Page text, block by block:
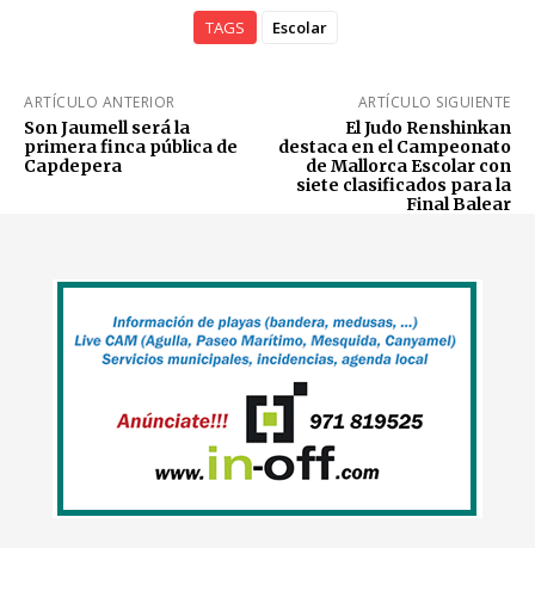
TAGS Escolar
ARTÍCULO ANTERIOR
Son Jaumell será la
primera finca pública de
Capdepera
ARTÍCULO SIGUIENTE
El Judo Renshinkan
destaca en el Campeonato
de Mallorca Escolar con
siete clasificados para la
Final Balear